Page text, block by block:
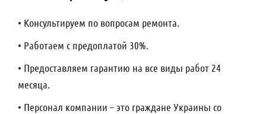
• Консультируем по вопросам ремонта.
• Работаем с предоплатой 30%.
• Предоставляем гарантию на все виды работ 24
месяца.
• Персонал компании – это граждане Украины со